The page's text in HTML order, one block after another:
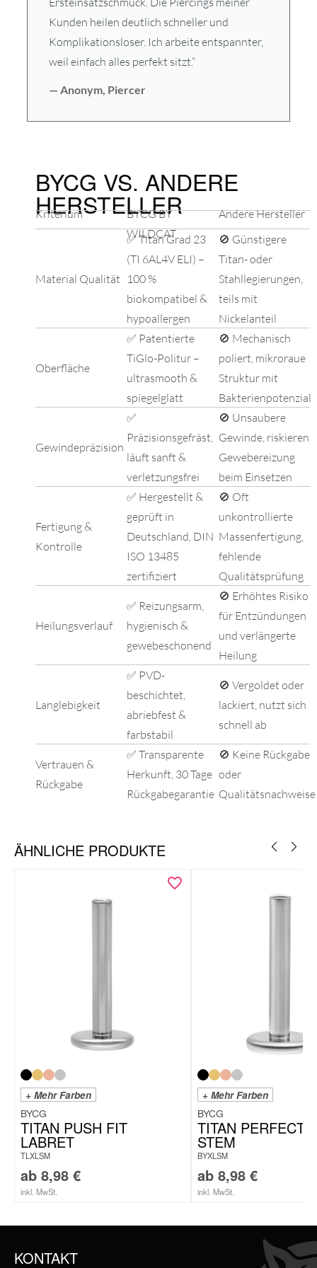
Kunden heilen deutlich schneller und
Komplikationsloser. Ich arbeite entspannter,
weil einfach alles perfekt sitzt.“
— Anonym, Piercer
BYCG VS. ANDERE
HERSTELLER
Kriterium
BYCG BY
WILDCAT
Andere Hersteller
Material Qualität
✅ Titan Grad 23
(TI 6AL4V ELI) –
100 %
biokompatibel &
hypoallergen
🚫 Günstigere
Titan- oder
Stahllegierungen,
teils mit
Nickelanteil
Oberfläche
✅ Patentierte
TiGlo-Politur –
ultrasmooth &
spiegelglatt
🚫 Mechanisch
poliert, mikroraue
Struktur mit
Bakterienpotenzial
Gewindepräzision
✅
Präzisionsgefräst,
läuft sanft &
verletzungsfrei
🚫 Unsaubere
Gewinde, riskieren
Gewebereizung
beim Einsetzen
Fertigung &
Kontrolle
✅ Hergestellt &
geprüft in
Deutschland, DIN
ISO 13485
zertifiziert
🚫 Oft
unkontrollierte
Massenfertigung,
fehlende
Qualitätsprüfung
Heilungsverlauf
✅ Reizungsarm,
hygienisch &
gewebeschonend
🚫 Erhöhtes Risiko
für Entzündungen
und verlängerte
Heilung
Langlebigkeit
✅ PVD-
beschichtet,
abriebfest &
farbstabil
🚫 Vergoldet oder
lackiert, nutzt sich
schnell ab
Vertrauen &
Rückgabe
✅ Transparente
Herkunft, 30 Tage
Rückgabegarantie
🚫 Keine Rückgabe
oder
Qualitätsnachweise
ÄHNLICHE PRODUKTE
+ Mehr Farben
BYCG
TITAN PUSH FIT
LABRET
TLXLSM
ab 8,98 €
inkl. MwSt.
+ Mehr Farben
BYCG
TITAN PERFECT
STEM
BYXLSM
ab 8,98 €
inkl. MwSt.
KONTAKT